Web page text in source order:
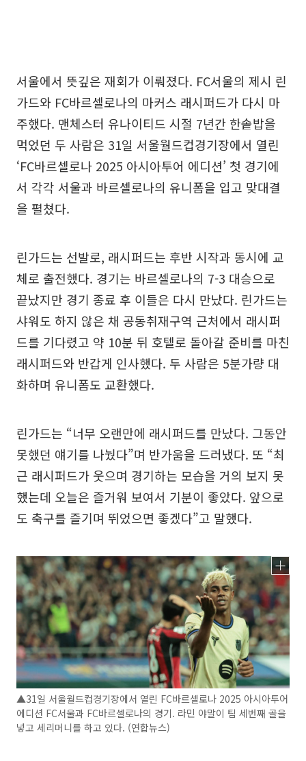
서울에서 뜻깊은 재회가 이뤄졌다. FC서울의 제시 린
가드와 FC바르셀로나의 마커스 래시퍼드가 다시 마
주했다. 맨체스터 유나이티드 시절 7년간 한솥밥을
먹었던 두 사람은 31일 서울월드컵경기장에서 열린
‘FC바르셀로나 2025 아시아투어 에디션’ 첫 경기에
서 각각 서울과 바르셀로나의 유니폼을 입고 맞대결
을 펼쳤다.
린가드는 선발로, 래시퍼드는 후반 시작과 동시에 교
체로 출전했다. 경기는 바르셀로나의 7-3 대승으로
끝났지만 경기 종료 후 이들은 다시 만났다. 린가드는
샤워도 하지 않은 채 공동취재구역 근처에서 래시퍼
드를 기다렸고 약 10분 뒤 호텔로 돌아갈 준비를 마친
래시퍼드와 반갑게 인사했다. 두 사람은 5분가량 대
화하며 유니폼도 교환했다.
린가드는 “너무 오랜만에 래시퍼드를 만났다. 그동안
못했던 얘기를 나눴다”며 반가움을 드러냈다. 또 “최
근 래시퍼드가 웃으며 경기하는 모습을 거의 보지 못
했는데 오늘은 즐거워 보여서 기분이 좋았다. 앞으로
도 축구를 즐기며 뛰었으면 좋겠다”고 말했다.
▲31일 서울월드컵경기장에서 열린 FC바르셀로나 2025 아시아투어
에디션 FC서울과 FC바르셀로나의 경기. 라민 야말이 팀 세번째 골을
넣고 세리머니를 하고 있다. (연합뉴스)